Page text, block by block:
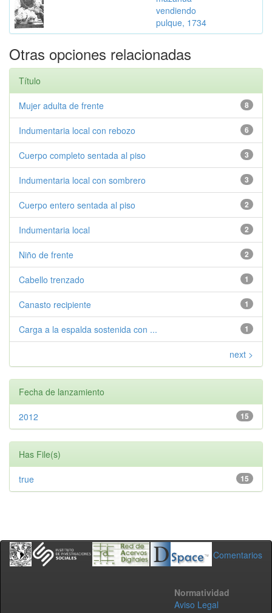
vendiendo
pulque, 1734
Otras opciones relacionadas
Título
8
Mujer adulta de frente
6
Indumentaria local con rebozo
3
Cuerpo completo sentada al piso
3
Indumentaria local con sombrero
2
Cuerpo entero sentada al piso
2
Indumentaria local
2
Niño de frente
1
Cabello trenzado
1
Canasto recipiente
1
Carga a la espalda sostenida con ...
next >
Fecha de lanzamiento
15
2012
Has File(s)
15
true
Comentarios
Normatividad
Aviso Legal